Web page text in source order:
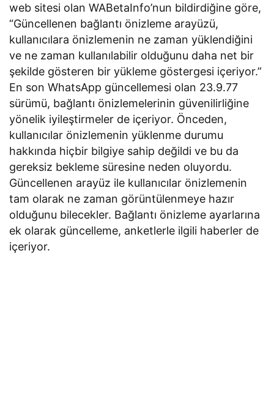
web sitesi olan WABetaInfo’nun bildirdiğine göre,
“Güncellenen bağlantı önizleme arayüzü,
kullanıcılara önizlemenin ne zaman yüklendiğini
ve ne zaman kullanılabilir olduğunu daha net bir
şekilde gösteren bir yükleme göstergesi içeriyor.”
En son WhatsApp güncellemesi olan 23.9.77
sürümü, bağlantı önizlemelerinin güvenilirliğine
yönelik iyileştirmeler de içeriyor. Önceden,
kullanıcılar önizlemenin yüklenme durumu
hakkında hiçbir bilgiye sahip değildi ve bu da
gereksiz bekleme süresine neden oluyordu.
Güncellenen arayüz ile kullanıcılar önizlemenin
tam olarak ne zaman görüntülenmeye hazır
olduğunu bilecekler. Bağlantı önizleme ayarlarına
ek olarak güncelleme, anketlerle ilgili haberler de
içeriyor.